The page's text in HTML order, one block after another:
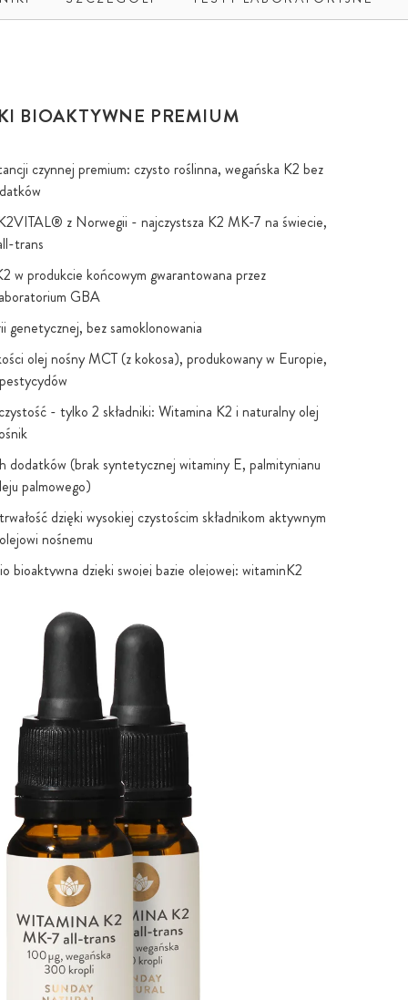
BIOAKTYWNE PREMIUM
czynnej premium: czysto roślinna, wegańska K2 bez
z Norwegii - najczystsza K2 MK-7 na świecie,
trans
w produkcie końcowym gwarantowana przez
GBA
genetycznej, bez samoklonowania
olej nośny MCT (z kokosa), produkowany w Europie,
- tylko 2 składniki: Witamina K2 i naturalny olej
dodatków (brak syntetycznej witaminy E, palmitynianu
palmowego)
dzięki wysokiej czystościm składnikom aktywnym
nośnemu
bioaktywna dzięki swojej bazie olejowej: witaminK2
100µg K2
zastrzeżonym znakiem towarowym firmy Kappa